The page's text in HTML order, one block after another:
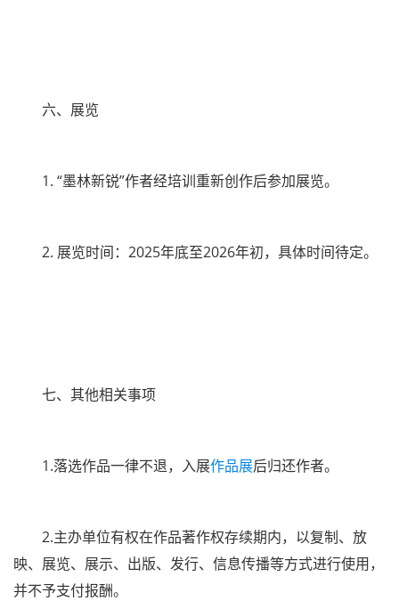
六、展览
1. “墨林新锐”作者经培训重新创作后参加展览。
2. 展览时间：2025年底至2026年初，具体时间待定。
七、其他相关事项
1.落选作品一律不退，入展作品展后归还作者。
2.主办单位有权在作品著作权存续期内，以复制、放
映、展览、展示、出版、发行、信息传播等方式进行使用，
并不予支付报酬。